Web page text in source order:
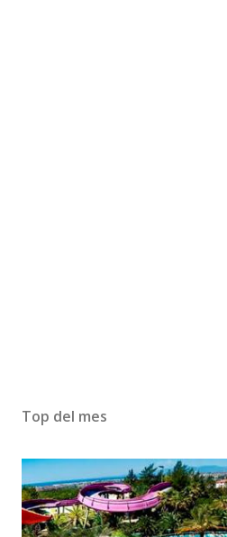
Top del mes